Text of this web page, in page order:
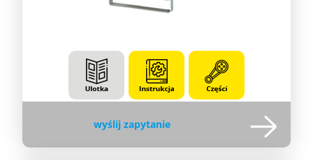
wyślij zapytanie